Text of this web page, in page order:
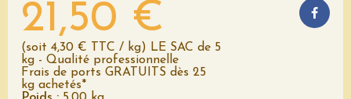
21,50 €
(soit 4,30 € TTC / kg) LE SAC de 5
kg - Qualité professionnelle
Frais de ports GRATUITS dès 25
kg achetés*